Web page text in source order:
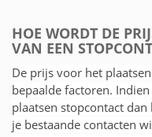
HOE WORDT DE
VAN EEN
De prijs voor het
bepaalde factoren.
plaatsen stopcontact
je bestaande contacten